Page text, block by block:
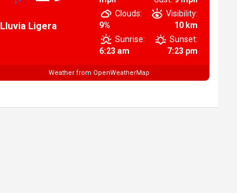
Lluvia Ligera
Clouds:
9%
Visibility:
10 km
Sunrise:
6:23 am
Sunset:
7:23 pm
Weather from OpenWeatherMap